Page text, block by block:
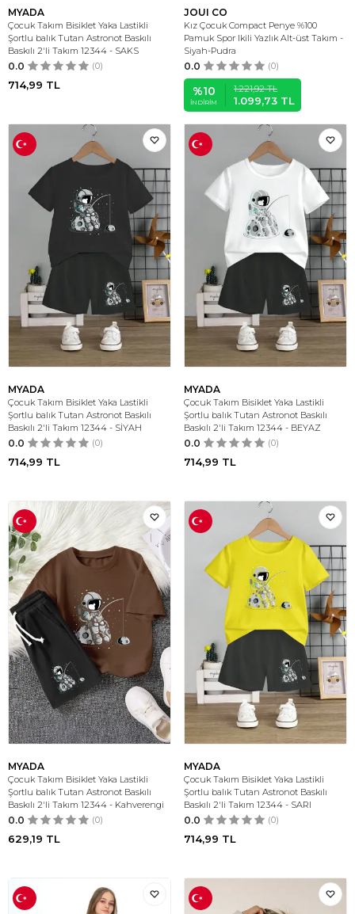
MYADA
Çocuk Takım Bisiklet Yaka Lastikli
Şortlu balık Tutan Astronot Baskılı
Baskılı 2'li Takım 12344 - SAKS
0.0 (0)
714,99 TL
JOUI CO
Kız Çocuk Compact Penye %100
Pamuk Spor Ikili Yazlık Alt-üst Takım -
Siyah-Pudra
0.0 (0)
%10
İNDIRIM
1.221,92TL
1.099,73 TL
MYADA
Çocuk Takım Bisiklet Yaka Lastikli
Şortlu balık Tutan Astronot Baskılı
Baskılı 2'li Takım 12344 - SİYAH
0.0 (0)
714,99 TL
MYADA
Çocuk Takım Bisiklet Yaka Lastikli
Şortlu balık Tutan Astronot Baskılı
Baskılı 2'li Takım 12344 - BEYAZ
0.0 (0)
714,99 TL
MYADA
Çocuk Takım Bisiklet Yaka Lastikli
Şortlu balık Tutan Astronot Baskılı
Baskılı 2'li Takım 12344 - Kahverengi
0.0 (0)
629,19 TL
MYADA
Çocuk Takım Bisiklet Yaka Lastikli
Şortlu balık Tutan Astronot Baskılı
Baskılı 2'li Takım 12344 - SARI
0.0 (0)
714,99 TL